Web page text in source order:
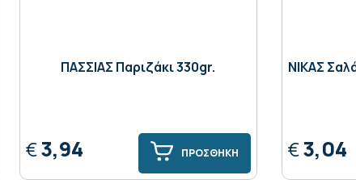
ΠΑΣΣΙΑΣ Παριζάκι 330gr.
€3,94 ΠΡΟΣΘΗΚΗ
ΝΙΚΑΣ
€3,04